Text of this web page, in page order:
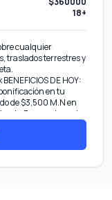
18+
cualquier
traslados terrestres y
DE HOY:
en tu
de $3,500 M.N en
3 veces durante
Puntos
intercambiar por
y más.